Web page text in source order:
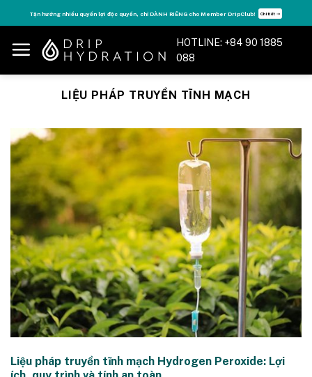
to
content
Tận hưởng nhiều quyền lợi độc quyền, chỉ DÀNH RIÊNG cho Member DripClub! Chi tiết ➝
HOTLINE: +84 90 1885
088
LIỆU PHÁP TRUYỀN TĨNH MẠCH
Liệu pháp truyền tĩnh mạch Hydrogen Peroxide: Lợi